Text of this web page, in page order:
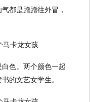
都是蹭蹭往外冒，
色。两个颜色一起
的文艺女学生。